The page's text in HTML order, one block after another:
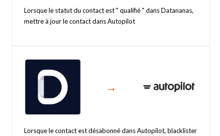
Lorsque le statut du contact est " qualifié " dans Datananas,
mettre à jour le contact dans Autopilot
→
Lorsque le contact est désabonné dans Autopilot, blacklister